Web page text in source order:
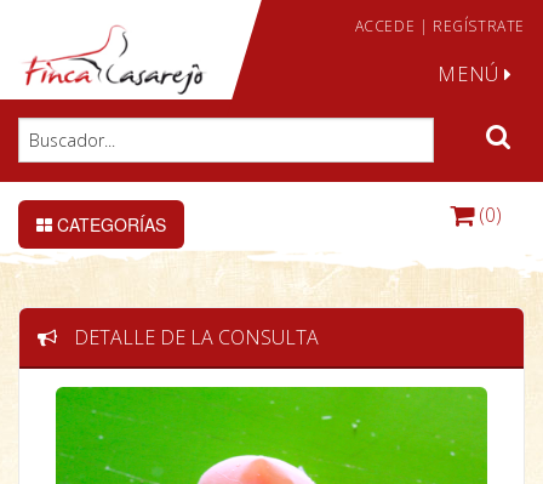
ACCEDE | REGÍSTRATE
MENÚ
CATEGORÍAS (0)
DETALLE DE LA CONSULTA